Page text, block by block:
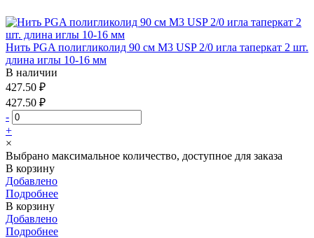
Нить PGA полигликолид 90 см М3 USP 2/0 игла таперкат 2 шт.
длина иглы 10-16 мм
В наличии
427.50 ₽
427.50 ₽
-
+
×
Выбрано максимальное количество, доступное для заказа
В корзину
Добавлено
Подробнее
В корзину
Добавлено
Подробнее